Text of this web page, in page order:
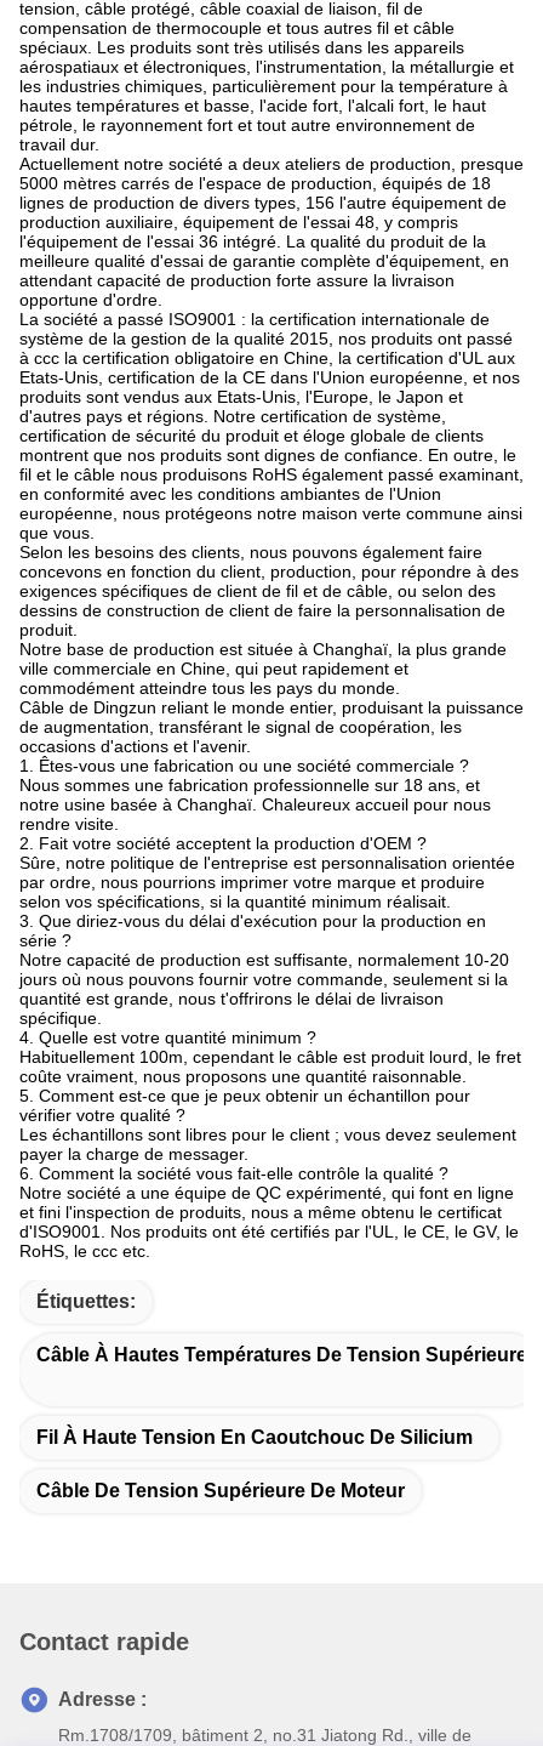
tension, câble protégé, câble coaxial de liaison, fil de
compensation de thermocouple et tous autres fil et câble
spéciaux. Les produits sont très utilisés dans les appareils
aérospatiaux et électroniques, l'instrumentation, la métallurgie et
les industries chimiques, particulièrement pour la température à
hautes températures et basse, l'acide fort, l'alcali fort, le haut
pétrole, le rayonnement fort et tout autre environnement de
travail dur.
Actuellement notre société a deux ateliers de production, presque
5000 mètres carrés de l'espace de production, équipés de 18
lignes de production de divers types, 156 l'autre équipement de
production auxiliaire, équipement de l'essai 48, y compris
l'équipement de l'essai 36 intégré. La qualité du produit de la
meilleure qualité d'essai de garantie complète d'équipement, en
attendant capacité de production forte assure la livraison
opportune d'ordre.
La société a passé ISO9001 : la certification internationale de
système de la gestion de la qualité 2015, nos produits ont passé
à ccc la certification obligatoire en Chine, la certification d'UL aux
Etats-Unis, certification de la CE dans l'Union européenne, et nos
produits sont vendus aux Etats-Unis, l'Europe, le Japon et
d'autres pays et régions. Notre certification de système,
certification de sécurité du produit et éloge globale de clients
montrent que nos produits sont dignes de confiance. En outre, le
fil et le câble nous produisons RoHS également passé examinant,
en conformité avec les conditions ambiantes de l'Union
européenne, nous protégeons notre maison verte commune ainsi
que vous.
Selon les besoins des clients, nous pouvons également faire
concevons en fonction du client, production, pour répondre à des
exigences spécifiques de client de fil et de câble, ou selon des
dessins de construction de client de faire la personnalisation de
produit.
Notre base de production est située à Changhaï, la plus grande
ville commerciale en Chine, qui peut rapidement et
commodément atteindre tous les pays du monde.
Câble de Dingzun reliant le monde entier, produisant la puissance
de augmentation, transférant le signal de coopération, les
occasions d'actions et l'avenir.
1. Êtes-vous une fabrication ou une société commerciale ?
Nous sommes une fabrication professionnelle sur 18 ans, et
notre usine basée à Changhaï. Chaleureux accueil pour nous
rendre visite.
2. Fait votre société acceptent la production d'OEM ?
Sûre, notre politique de l'entreprise est personnalisation orientée
par ordre, nous pourrions imprimer votre marque et produire
selon vos spécifications, si la quantité minimum réalisait.
3. Que diriez-vous du délai d'exécution pour la production en
série ?
Notre capacité de production est suffisante, normalement 10-20
jours où nous pouvons fournir votre commande, seulement si la
quantité est grande, nous t'offrirons le délai de livraison
spécifique.
4. Quelle est votre quantité minimum ?
Habituellement 100m, cependant le câble est produit lourd, le fret
coûte vraiment, nous proposons une quantité raisonnable.
5. Comment est-ce que je peux obtenir un échantillon pour
vérifier votre qualité ?
Les échantillons sont libres pour le client ; vous devez seulement
payer la charge de messager.
6. Comment la société vous fait-elle contrôle la qualité ?
Notre société a une équipe de QC expérimenté, qui font en ligne
et fini l'inspection de produits, nous a même obtenu le certificat
d'ISO9001. Nos produits ont été certifiés par l'UL, le CE, le GV, le
RoHS, le ccc etc.
Étiquettes:
Câble À Hautes Températures De Tension Supérieure
Fil À Haute Tension En Caoutchouc De Silicium
Câble De Tension Supérieure De Moteur
Contact rapide
Adresse :
Rm.1708/1709, bâtiment 2, no.31 Jiatong Rd., ville de